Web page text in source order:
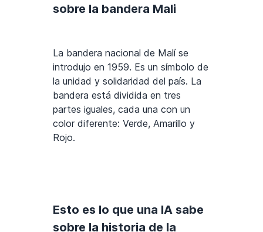
sobre la bandera Mali
La bandera nacional de Malí se
introdujo en 1959. Es un símbolo de
la unidad y solidaridad del país. La
bandera está dividida en tres
partes iguales, cada una con un
color diferente: Verde, Amarillo y
Rojo.
Esto es lo que una IA sabe
sobre la historia de la